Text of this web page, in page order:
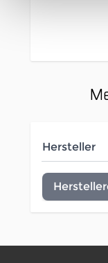
Hersteller